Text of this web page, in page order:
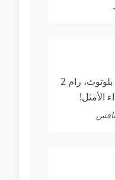
واي فاي 5GHz، ريموت بلوتوث، رام 2
الأمثل!